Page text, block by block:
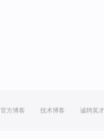
官方博客 技术博客 诚聘英才